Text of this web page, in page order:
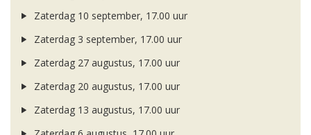
Zaterdag 10 september, 17.00 uur
Zaterdag 3 september, 17.00 uur
Zaterdag 27 augustus, 17.00 uur
Zaterdag 20 augustus, 17.00 uur
Zaterdag 13 augustus, 17.00 uur